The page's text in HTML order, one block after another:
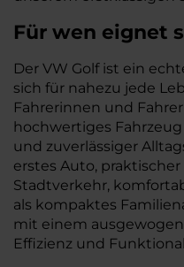
Für wen eignet
Der VW Golf ist ein
sich für nahezu jede
Fahrerinnen und
hochwertiges
und zuverlässiger
erstes Auto,
Stadtverkehr,
als kompaktes
mit einem
Effizienz und